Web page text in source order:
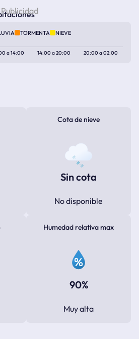
TORMENTA NIEVE
a14:00 14:00a20:00 20:00a02:00
Cota de nieve
Sin cota
No disponible
Humedad relativa max
90%
Muy alta